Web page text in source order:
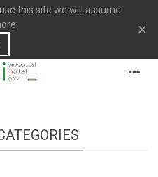
this site we will assume
×